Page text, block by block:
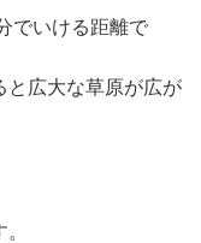
でいける距離で
と広大な草原が広が